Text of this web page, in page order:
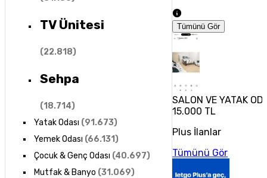
TV Ünitesi
(22.818)
Sehpa
(18.714)
Yatak Odası (91.673)
Yemek Odası (66.131)
Çocuk & Genç Odası (40.697)
Mutfak & Banyo (31.069)
Tümünü Gör
SALON VE YATAK
15.000 TL
Plus İlanlar
Tümünü Gör